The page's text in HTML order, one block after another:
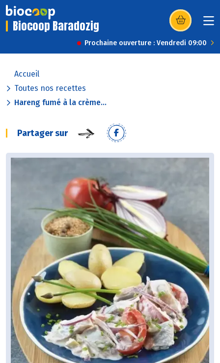
Biocoop Baradozig (s’ouvre dans
Prochaine ouverture : Vendredi 09:00
Accueil
Toutes nos recettes
Hareng fumé à la crème...
Partager sur